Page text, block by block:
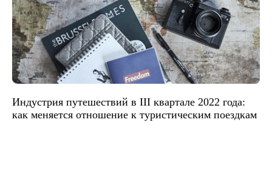
Индустрия путешествий в III квартале 2022 года:
как меняется отношение к туристическим поездкам